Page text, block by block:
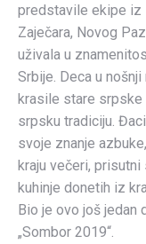
predstavile ekipe iz
Zaječara, Novog
uživala u
Srbije. Deca u
krasile stare srpske
srpsku tradiciju.
svoje znanje
kraju večeri,
kuhinje donetih iz
Bio je ovo još jedan
„Sombor 2019“.